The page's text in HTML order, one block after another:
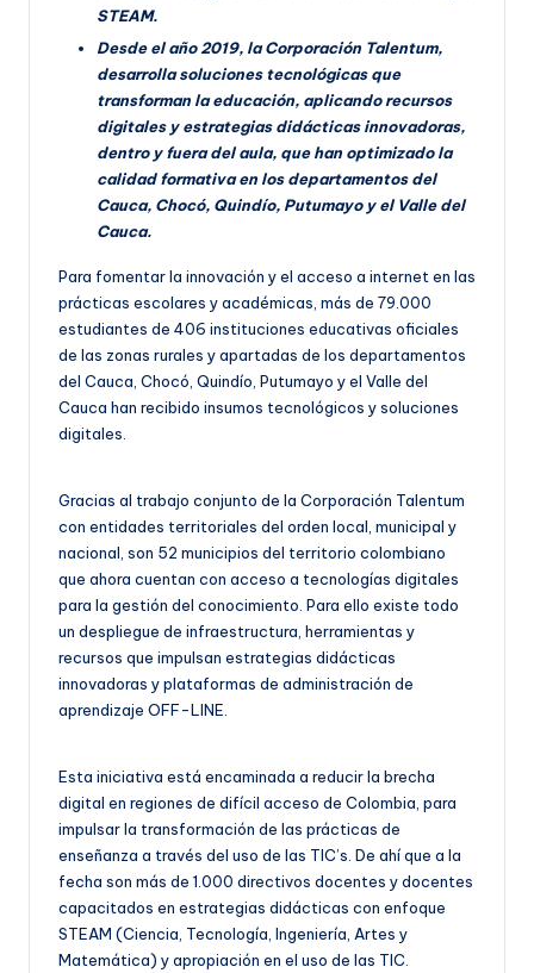
STEAM.
Desde el año 2019, la Corporación Talentum,
desarrolla soluciones tecnológicas que
transforman la educación, aplicando recursos
digitales y estrategias didácticas innovadoras,
dentro y fuera del aula, que han optimizado la
calidad formativa en los departamentos del
Cauca, Chocó, Quindío, Putumayo y el Valle del
Cauca.
Para fomentar la innovación y el acceso a internet en las
prácticas escolares y académicas, más de 79.000
estudiantes de 406 instituciones educativas oficiales
de las zonas rurales y apartadas de los departamentos
del Cauca, Chocó, Quindío, Putumayo y el Valle del
Cauca han recibido insumos tecnológicos y soluciones
digitales.
Gracias al trabajo conjunto de la Corporación Talentum
con entidades territoriales del orden local, municipal y
nacional, son 52 municipios del territorio colombiano
que ahora cuentan con acceso a tecnologías digitales
para la gestión del conocimiento. Para ello existe todo
un despliegue de infraestructura, herramientas y
recursos que impulsan estrategias didácticas
innovadoras y plataformas de administración de
aprendizaje OFF-LINE.
Esta iniciativa está encaminada a reducir la brecha
digital en regiones de difícil acceso de Colombia, para
impulsar la transformación de las prácticas de
enseñanza a través del uso de las TIC’s. De ahí que a la
fecha son más de 1.000 directivos docentes y docentes
capacitados en estrategias didácticas con enfoque
STEAM (Ciencia, Tecnología, Ingeniería, Artes y
Matemática) y apropiación en el uso de las TIC.